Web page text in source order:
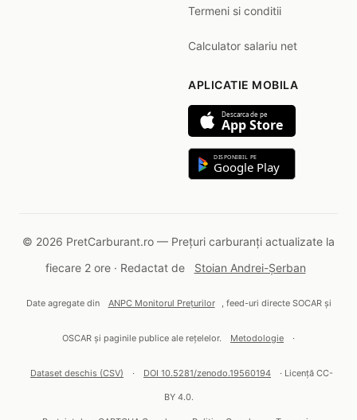
Termeni si conditii
Calculator salariu net
APLICATIE MOBILA
Descarca de pe
App Store
DISPONIBIL PE
Google Play
© 2026 PretCarburant.ro — Prețuri carburanți actualizate la
fiecare 2 ore · Redactat de
Stoian Andrei-Șerban
Date agregate din ANPC Monitorul Prețurilor , feed-uri directe SOCAR și
OSCAR și paginile publice ale rețelelor. Metodologie ·
Dataset deschis (CSV) · DOI 10.5281/zenodo.19560194 · Licență CC-
BY 4.0.